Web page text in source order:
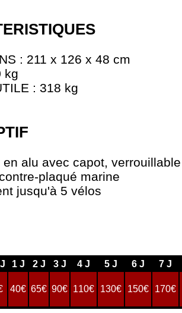
: 211 x 126 x 48 cm
kg
: 318 kg
en alu avec capot, verrouillable
plaqué marine
jusqu'à 5 vélos
1 J 2 J 3 J 4 J 5 J 6 J 7 J
40€ 65€ 90€ 110€ 130€ 150€ 170€